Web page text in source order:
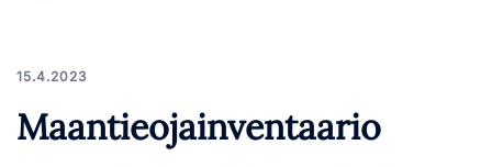
15.4.2023
Maantieojainventaario